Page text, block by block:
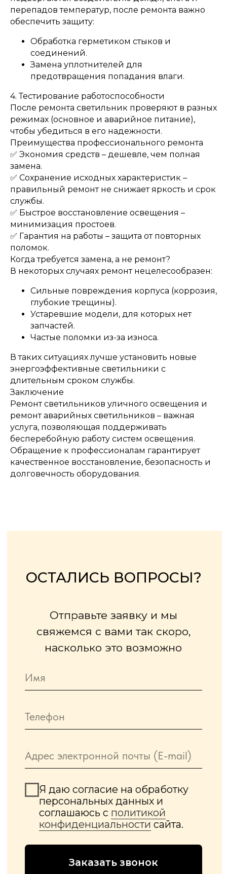
перепадов температур, после ремонта важно
обеспечить защиту:
Обработка герметиком стыков и
соединений.
Замена уплотнителей для
предотвращения попадания влаги.
4. Тестирование работоспособности
После ремонта светильник проверяют в разных
режимах (основное и аварийное питание),
чтобы убедиться в его надежности.
Преимущества профессионального ремонта
✅ Экономия средств – дешевле, чем полная
замена.
✅ Сохранение исходных характеристик –
правильный ремонт не снижает яркость и срок
службы.
✅ Быстрое восстановление освещения –
минимизация простоев.
✅ Гарантия на работы – защита от повторных
поломок.
Когда требуется замена, а не ремонт?
В некоторых случаях ремонт нецелесообразен:
Сильные повреждения корпуса (коррозия,
глубокие трещины).
Устаревшие модели, для которых нет
запчастей.
Частые поломки из-за износа.
В таких ситуациях лучше установить новые
энергоэффективные светильники с
длительным сроком службы.
Заключение
Ремонт светильников уличного освещения и
ремонт аварийных светильников – важная
услуга, позволяющая поддерживать
бесперебойную работу систем освещения.
Обращение к профессионалам гарантирует
качественное восстановление, безопасность и
долговечность оборудования.
Я даю согласие на обработку
персональных данных и
соглашаюсь с политикой
конфиденциальностисайта.
Заказать звонок
Отправьте заявку и мы
свяжемся с вами так скоро,
насколько это возможно